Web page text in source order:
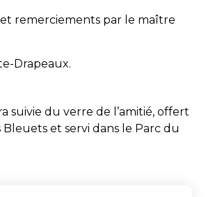
remerciements par le maître
Drapeaux.
suivie du verre de l’amitié, offert
Bleuets et servi dans le Parc du